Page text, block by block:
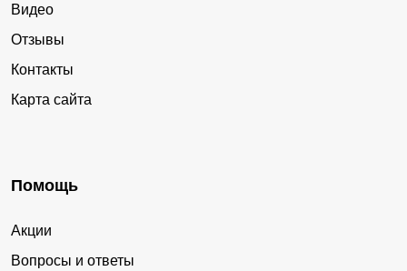
Видео
Отзывы
Контакты
Карта сайта
Помощь
Акции
Вопросы и ответы